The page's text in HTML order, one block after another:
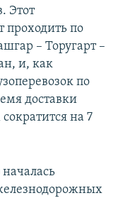
Этот
проходить по
– Торугарт –
и, как
по
доставки
на 7
началась